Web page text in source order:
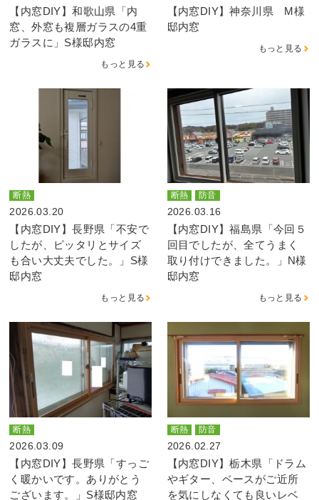
【内窓DIY】和歌山県「内
窓、外窓も複層ガラスの4重
ガラスに」S様邸内窓
もっと見る
【内窓DIY】神奈川県 M様
邸内窓
もっと見る
断熱
2026.03.20
【内窓DIY】長野県「不安で
したが、ピッタリとサイズ
も合い大丈夫でした。」S様
邸内窓
もっと見る
断熱 防音
2026.03.16
【内窓DIY】福島県「今回５
回目でしたが、全てうまく
取り付けできました。」N様
邸内窓
もっと見る
断熱
2026.03.09
【内窓DIY】長野県「すっご
く暖かいです。ありがとう
ございます。」S様邸内窓
断熱 防音
2026.02.27
【内窓DIY】栃木県「ドラム
やギター、ベースがご近所
を気にしなくても良いレベ